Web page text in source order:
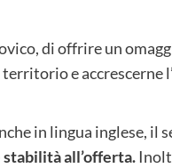
di offrire un
e accrescerne
in lingua inglese, il
all’offerta.